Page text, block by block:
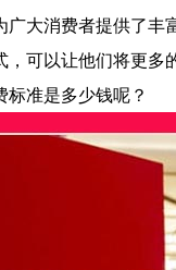
消费者提供了丰
可以让他们将更
准是多少钱呢？